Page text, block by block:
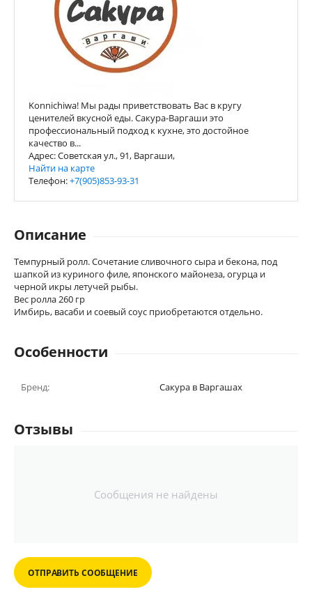
Konnichiwa! Мы рады приветствовать Вас в кругу
ценителей вкусной еды. Сакура-Варгаши это
профессиональный подход к кухне, это достойное
качество в...
Адрес: Советская ул., 91, Варгаши,
Найти на карте
Телефон:+7(905)853-93-31
Описание
Темпурный ролл. Сочетание сливочного сыра и бекона, под
шапкой из куриного филе, японского майонеза, огурца и
черной икры летучей рыбы.
Вес ролла 260 гр
Имбирь, васаби и соевый соус приобретаются отдельно.
Особенности
Бренд: Сакура в Варгашах
Отзывы
Сообщения не найдены
ОТПРАВИТЬ СООБЩЕНИЕ